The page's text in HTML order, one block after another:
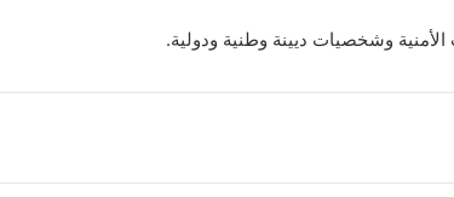
وشخصيات ديينة وطنية ودولية.